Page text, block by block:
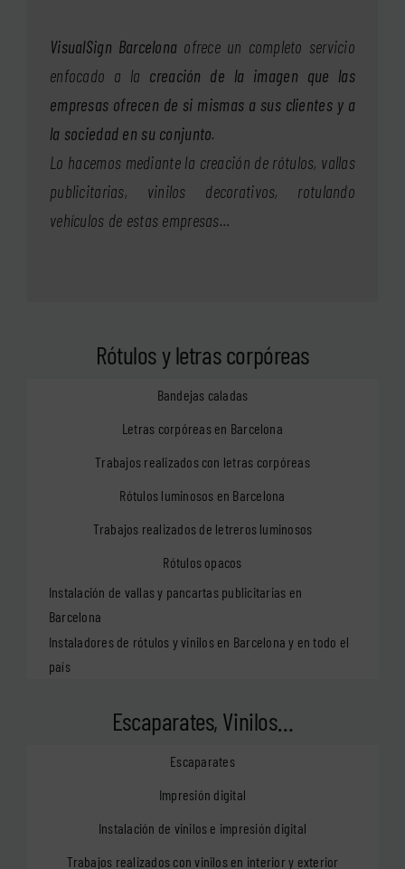
VisualSign Barcelona ofrece un completo servicio
enfocado a la creación de la imagen que las
empresas ofrecen de si mismas a sus clientes y a
la sociedad en su conjunto.
Lo hacemos mediante la creación de rótulos, vallas
publicitarias, vinilos decorativos, rotulando
vehículos de estas empresas…
Rótulos y letras corpóreas
Bandejas caladas
Letras corpóreas en Barcelona
Trabajos realizados con letras corpóreas
Rótulos luminosos en Barcelona
Trabajos realizados de letreros luminosos
Rótulos opacos
Instalación de vallas y pancartas publicitarias en
Barcelona
Instaladores de rótulos y vinilos en Barcelona y en todo el
país
Escaparates, Vinilos…
Escaparates
Impresión digital
Instalación de vinilos e impresión digital
Trabajos realizados con vinilos en interior y exterior